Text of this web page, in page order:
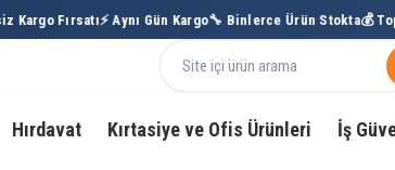
Fırsatı⚡ Aynı Gün Kargo🔧 Binlerce Ürün Stokta💰
Hırdavat Kırtasiye ve Ofis Ürünleri İş